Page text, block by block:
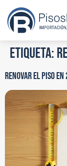
Etiqueta:
RENOVAR EL PISO